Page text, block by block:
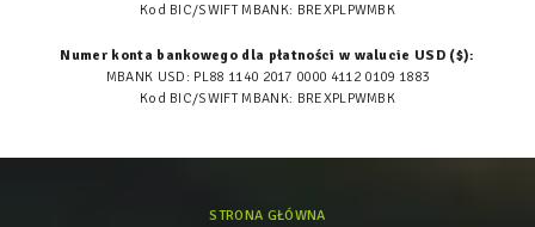
Kod BIC/SWIFT MBANK: BREXPLPWMBK
Numer konta bankowego dla płatności w walucie USD ($):
MBANK USD: PL88 1140 2017 0000 4112 0109 1883
Kod BIC/SWIFT MBANK: BREXPLPWMBK
STRONA GŁÓWNA